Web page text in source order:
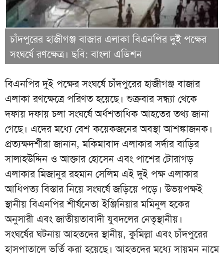
চাঁদপুরের হাজীগঞ্জ বাজার এলাকা বিএনপির দুই পক্ষের
সংঘর্ষে রণক্ষেত্র। ছবি: বাংলা এডিশন
বিএনপির দুই পক্ষের সংঘর্ষে চাঁদপুরের হাজীগঞ্জ বাজার
এলাকা রণক্ষেত্রে পরিণত হয়েছে। শুক্রবার সন্ধ্যা থেকে
দফায় দফায় চলা সংঘর্ষে অর্ধশতাধিক আহতের তথ্য জানা
গেছে। এদের মধ্যে বেশ কয়েকজনের অবস্থা আশঙ্কাজনক।
প্রত্যক্ষদর্শীরা জানান, মকিমাবাদ এলাকার সর্দার বাড়ির
সালাহউদ্দিন ও আক্তার হোসেন এবং পাশের টোরাগড়
এলাকার মিজানুর রহমান সেলিম এই দুই পক্ষ এলাকার
আধিপত্য বিস্তার নিয়ে সংঘর্ষে জড়িয়ে পড়ে। উভয়পক্ষই
স্থানীয় বিএনপির শীর্ষনেতা ইঞ্জিনিয়ার মমিনুল হকের
অনুসারী এবং জাতীয়তাবাদী যুবদলের নেতৃস্থানীয়।
সংঘর্ষের ঘটনায় আহতদের স্থানীয়, কুমিল্লা এবং চাঁদপুরের
হাসপাতালে ভর্তি করা হয়েছে। আহতদের মধ্যে সায়মন নামে